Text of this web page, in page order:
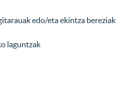
edo/eta ekintza bereziak
laguntzak